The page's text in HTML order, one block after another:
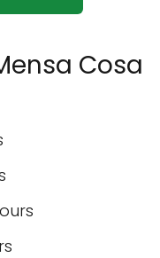
Cosa